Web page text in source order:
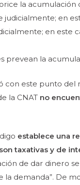
la
judicialmente; en
en este
prevean la
con este punto
la CNAT no
establece una
taxativas y de
de dar dinero
la demanda”. De